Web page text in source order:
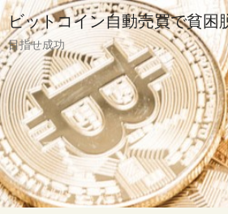
ビットコイン自動売買で貧困
目指せ成功